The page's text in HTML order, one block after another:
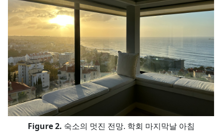
숙소의 멋진 전망. 학회 마지막날 아침